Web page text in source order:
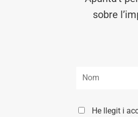
sobre
He llegit i